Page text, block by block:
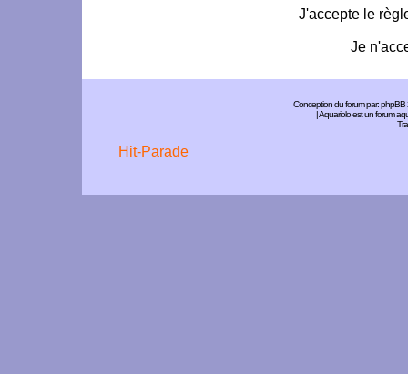
J'accepte le
Je
Conception du forum par:phpBB
| Aquariolo est un forum